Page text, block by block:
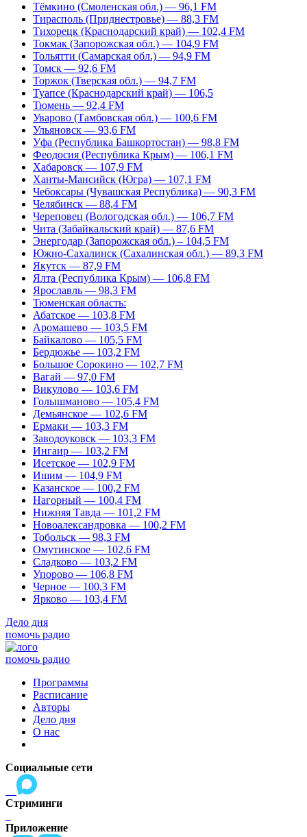
Тёмкино (Смоленская обл.) — 96,1 FM
Тирасполь (Приднестровье) — 88,3 FM
Тихорецк (Краснодарский край) — 102,4 FM
Токмак (Запорожская обл.) — 104,9 FM
Тольятти (Самарская обл.) — 94,9 FM
Томск — 92,6 FM
Торжок (Тверская обл.) — 94,7 FM
Туапсе (Краснодарский край) — 106,5
Тюмень — 92,4 FM
Уварово (Тамбовская обл.) — 100,6 FM
Ульяновск — 93,6 FM
Уфа (Республика Башкортостан) — 98,8 FM
Феодосия (Республика Крым) — 106,1 FM
Хабаровск — 107,9 FM
Ханты-Мансийск (Югра) — 107,1 FM
Чебоксары (Чувашская Республика) — 90,3 FM
Челябинск — 88,4 FM
Череповец (Вологодская обл.) — 106,7 FM
Чита (Забайкальский край) — 87,6 FM
Энергодар (Запорожская обл.) – 104,5 FM
Южно-Сахалинск (Сахалинская обл.) — 89,3 FM
Якутск — 87,9 FM
Ялта (Республика Крым) — 106,8 FM
Ярославль — 98,3 FM
Тюменская область:
Абатское — 103,8 FM
Аромашево — 103,5 FM
Байкалово — 105,5 FM
Бердюжье — 103,2 FM
Большое Сорокино — 102,7 FM
Вагай — 97,0 FM
Викулово — 103,6 FM
Голышманово — 105,4 FM
Демьянское — 102,6 FM
Ермаки — 103,3 FM
Заводоуковск — 103,3 FM
Ингаир — 103,2 FM
Исетское — 102,9 FM
Ишим — 104,9 FM
Казанское — 100,2 FM
Нагорный — 100,4 FM
Нижняя Тавда — 101,2 FM
Новоалександровка — 100,2 FM
Тобольск — 98,3 FM
Омутинское — 102,6 FM
Сладково — 103,2 FM
Упорово — 106,8 FM
Черное — 100,3 FM
Ярково — 103,4 FM
Дело дня
помочь радио
помочь радио
Программы
Расписание
Авторы
Дело дня
О нас
Социальные сети
Стриминги
Приложение